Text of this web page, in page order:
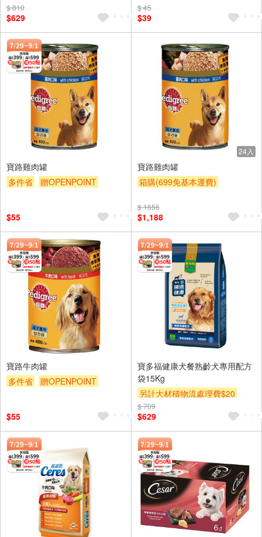
贈$200
$ 810
$629
$ 45
$39
寶路雞肉罐
多件省
贈OPENPOINT
$55
24入
寶路雞肉罐
箱購(699免基本運費)
贈$200
$ 1656
$1,188
寶路牛肉罐
多件省
贈OPENPOINT
$55
寶多福健康犬餐熟齡犬專用配方
袋15Kg
另計大材積物流處理費$20
贈OPENPOINT
贈$200
$ 709
$629